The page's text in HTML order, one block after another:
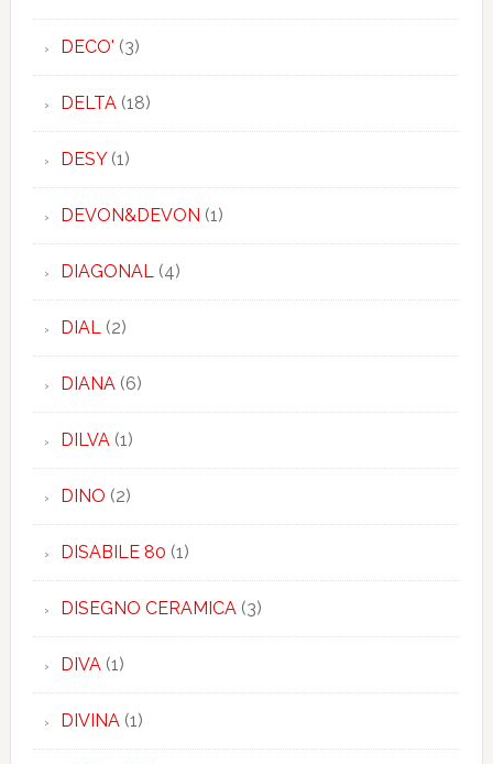
DECO' (3)
DELTA(18)
DESY(1)
DEVON&DEVON (1)
DIAGONAL(4)
DIAL(2)
DIANA(6)
DILVA(1)
DINO (2)
DISABILE 80 (1)
DISEGNO CERAMICA(3)
DIVA(1)
DIVINA(1)